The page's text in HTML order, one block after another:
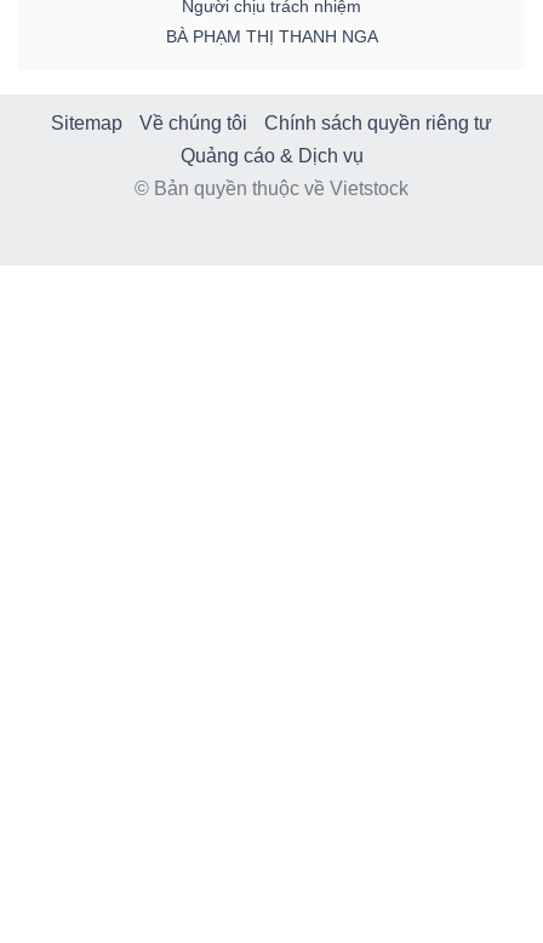
Người chịu trách nhiệm
BÀ PHẠM THỊ THANH NGA
Sitemap Về chúng tôi
Chính sách quyền riêng tư
Quảng cáo & Dịch vụ
© Bản quyền thuộc về Vietstock